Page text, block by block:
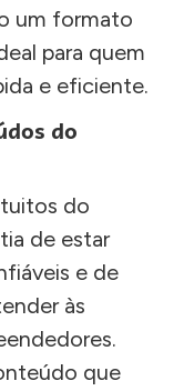
um formato
para quem
e eficiente.
do
do
de estar
e de
às
que